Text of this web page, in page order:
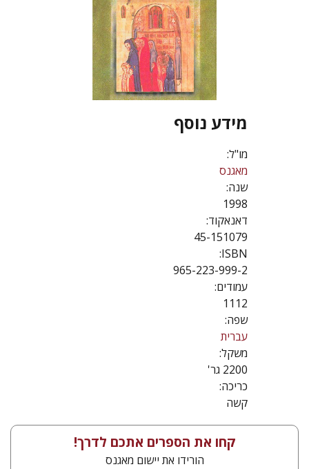
מידע נוסף
מו"ל:
מאגנס
שנה:
1998
דאנאקוד:
45-151079
ISBN:
965-223-999-2
עמודים:
1112
שפה:
עברית
משקל:
2200 גר'
כריכה:
קשה
קחו את הספרים אתכם לדרך!
הורידו את יישום מאגנס